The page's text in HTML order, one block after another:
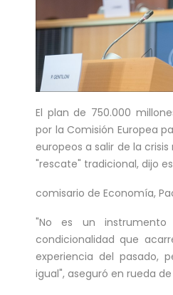
six matches in
Bucharest
on Saturday
holders France
Brussels with
director Roman
Juventus
Thursday
Sprinter
extended his
Dutch cycling
El plan de 750.000
por la Comisión Europea
europeos a salir de la
"rescate" tradicional, dijo
comisario de Economía,
"No es un
condicionalidad que
experiencia del pasado,
igual", aseguró en rueda